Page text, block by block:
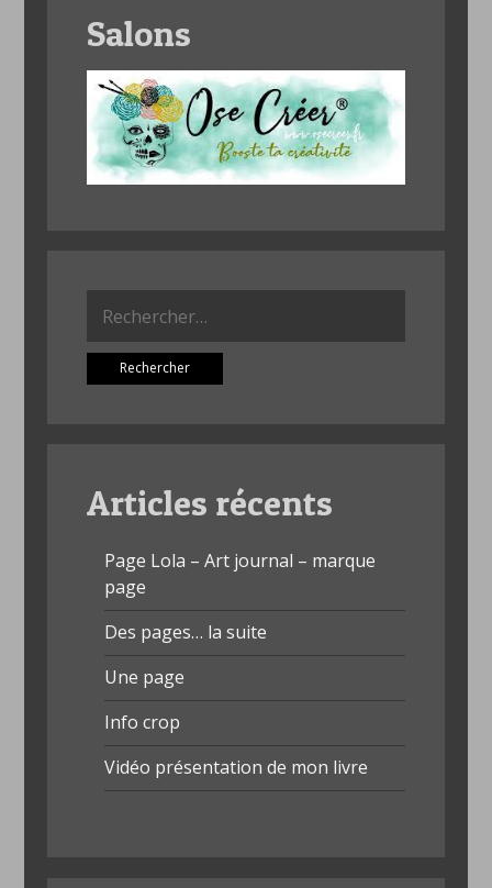
Salons
Articles récents
Page Lola – Art journal – marque
page
Des pages… la suite
Une page
Info crop
Vidéo présentation de mon livre